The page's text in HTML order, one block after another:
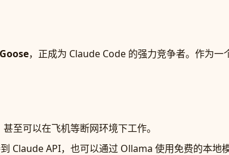
Goose，正成为 Claude Code 的强力竞争者。作为
至可以在飞机等断网环境下工作。
Claude API，也可以通过 Ollama 使用免费的本地